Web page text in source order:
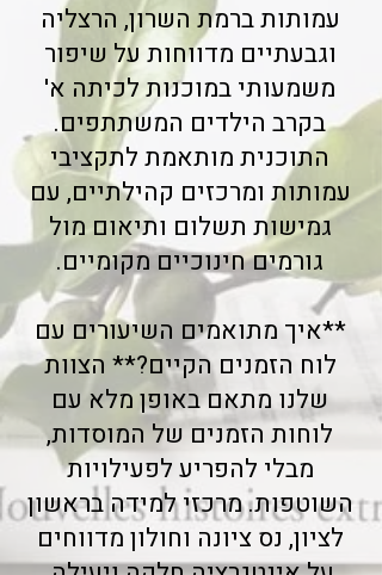
עמותות ברמת השרון, הרצליה
וגבעתיים מדווחות על שיפור
משמעותי במוכנות לכיתה א'
בקרב הילדים המשתתפים.
התוכנית מותאמת לתקציבי
עמותות ומרכזים קהילתיים, עם
גמישות תשלום ותיאום מול
גורמים חינוכיים מקומיים.
**איך מתואמים השיעורים עם
לוח הזמנים הקיים?** הצוות
שלנו מתאם באופן מלא עם
לוחות הזמנים של המוסדות,
מבלי להפריע לפעילויות
השוטפות. מרכזי למידה בראשון
לציון, נס ציונה וחולון מדווחים